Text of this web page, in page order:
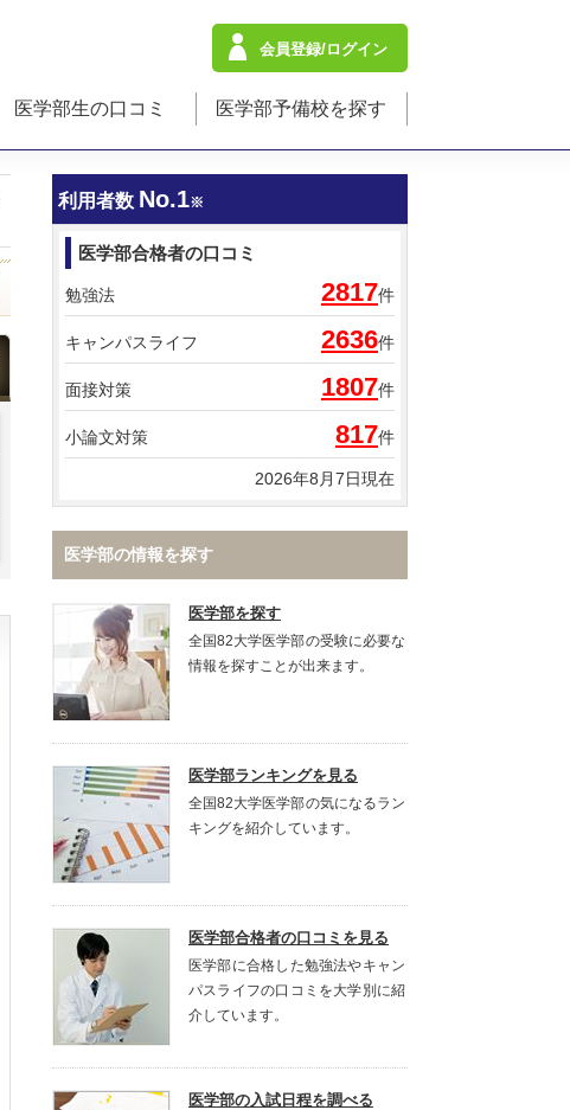
会員登録/ログイン
医学部生の口コミ 医学部予備校を探す
利用者数 No.1※
医学部合格者の口コミ
勉強法 2817件
キャンパスライフ 2636件
面接対策 1807件
小論文対策 817件
2026年8月7日現在
医学部の情報を探す
医学部を探す
全国82大学医学部の受験に必要な
情報を探すことが出来ます。
医学部ランキングを見る
全国82大学医学部の気になるラン
キングを紹介しています。
医学部合格者の口コミを見る
医学部に合格した勉強法やキャン
パスライフの口コミを大学別に紹
介しています。
医学部の入試日程を調べる